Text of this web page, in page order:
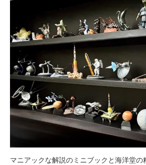
マニアックな解説のミニブックと海洋堂